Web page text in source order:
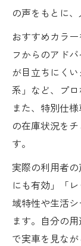
の声をもとに
おすすめカラ
フからのアド
が目立ちにく
系」など、プロ
また、特別仕
の在庫状況を
す。
実際の利用者
にも有効」「
域特性や生活
ます。自分の
で実車を見な